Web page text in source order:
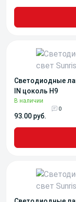
Светодиодные
IN цоколь H9
В наличии
0
93.00 руб.